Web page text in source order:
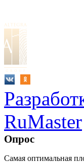
RuMaster
Опрос
Самая оптимальная